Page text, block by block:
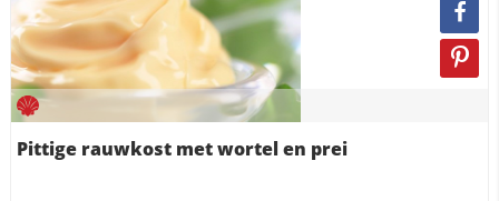
Pittige rauwkost met wortel en prei